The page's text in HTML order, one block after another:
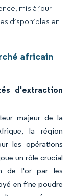
mis à jour
disponibles en
africain
d'extraction
majeur de la
la région
les opérations
un rôle crucial
de l'or par les
en fine poudre